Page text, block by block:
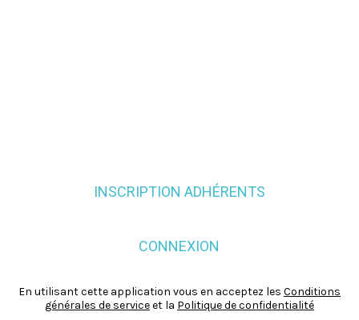
INSCRIPTION ADHÉRENTS
CONNEXION
En utilisant cette application vous en acceptez les Conditions
générales de serviceet la Politique de confidentialité